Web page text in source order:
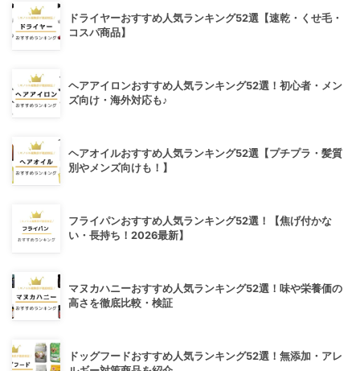
ドライヤーおすすめ人気ランキング52選【速乾・くせ毛・
コスパ商品】
ヘアアイロンおすすめ人気ランキング52選！初心者・メン
ズ向け・海外対応も♪
ヘアオイルおすすめ人気ランキング52選【プチプラ・髪質
別やメンズ向けも！】
フライパンおすすめ人気ランキング52選！【焦げ付かな
い・長持ち！2026最新】
マヌカハニーおすすめ人気ランキング52選！味や栄養価の
高さを徹底比較・検証
ドッグフードおすすめ人気ランキング52選！無添加・アレ